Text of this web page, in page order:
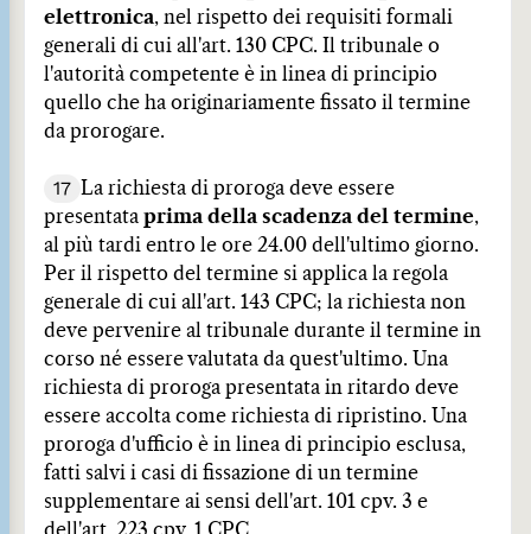
elettronica, nel rispetto dei requisiti formali
generali di cui all'art. 130 CPC. Il tribunale o
l'autorità competente è in linea di principio
quello che ha originariamente fissato il termine
da prorogare.
17
La richiesta di proroga deve essere
presentata prima della scadenza del termine,
al più tardi entro le ore 24.00 dell'ultimo giorno.
Per il rispetto del termine si applica la regola
generale di cui all'art. 143 CPC; la richiesta non
deve pervenire al tribunale durante il termine in
corso né essere valutata da quest'ultimo. Una
richiesta di proroga presentata in ritardo deve
essere accolta come richiesta di ripristino. Una
proroga d'ufficio è in linea di principio esclusa,
fatti salvi i casi di fissazione di un termine
supplementare ai sensi dell'art. 101 cpv. 3 e